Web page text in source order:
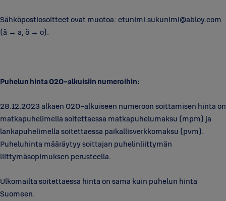
Sähköpostiosoitteet ovat muotoa: etunimi.sukunimi@abloy.com
(ä → a, ö → o).
Puhelun hinta 020-alkuisiin numeroihin:
28.12.2023 alkaen 020-alkuiseen numeroon soittamisen hinta on
matkapuhelimella soitettaessa matkapuhelumaksu (mpm) ja
lankapuhelimella soitettaessa paikallisverkkomaksu (pvm).
Puheluhinta määräytyy soittajan puhelinliittymän
liittymäsopimuksen perusteella.
Ulkomailta soitettaessa hinta on sama kuin puhelun hinta
Suomeen.